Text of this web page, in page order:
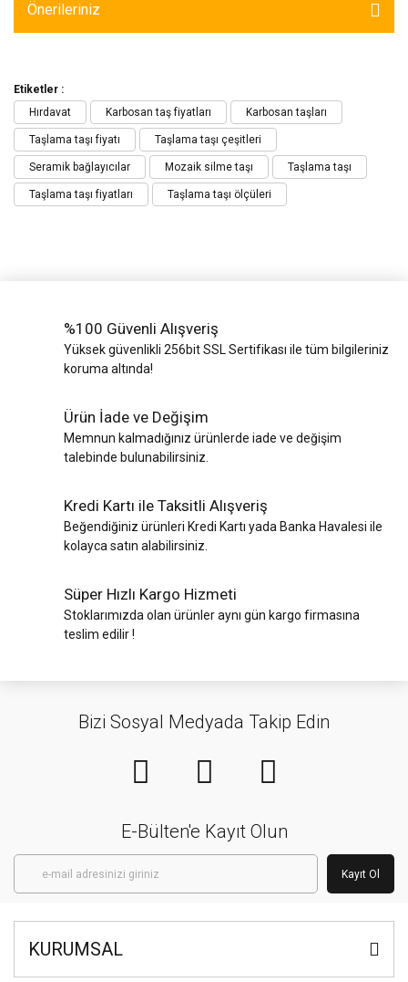
Önerileriniz
Etiketler :
Hırdavat
Karbosan taş fiyatları Karbosan taşları
Taşlama taşı fiyatı Taşlama taşı çeşitleri
Seramik bağlayıcılar Mozaik silme taşı Taşlama taşı
Taşlama taşı fiyatları Taşlama taşı ölçüleri
%100 Güvenli Alışveriş
Yüksek güvenlikli 256bit SSL Sertifikası ile tüm bilgileriniz
koruma altında!
Ürün İade ve Değişim
Memnun kalmadığınız ürünlerde iade ve değişim
talebinde bulunabilirsiniz.
Kredi Kartı ile Taksitli Alışveriş
Beğendiğiniz ürünleri Kredi Kartı yada Banka Havalesi ile
kolayca satın alabilirsiniz.
Süper Hızlı Kargo Hizmeti
Stoklarımızda olan ürünler aynı gün kargo firmasına
teslim edilir !
Bizi Sosyal Medyada Takip Edin
E-Bülten'e Kayıt Olun
Kayıt Ol
KURUMSAL